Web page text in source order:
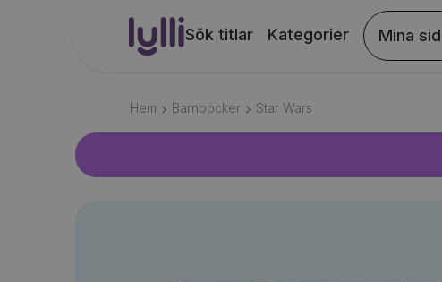
Sök titlar Kategorier Mina
Hem Barnböcker Star Wars